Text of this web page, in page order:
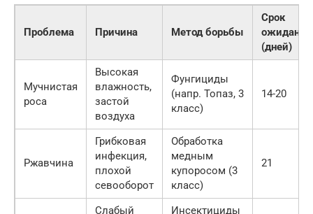
Проблема Причина Метод борьбы
Срок
ожидания
(дней)
Мучнистая
роса
Высокая
влажность,
застой
воздуха
Фунгициды
(напр. Топаз, 3
класс)
14-20
Ржавчина
Грибковая
инфекция,
плохой
севооборот
Обработка
медным
купоросом (3
класс)
21
Слабый Инсектициды